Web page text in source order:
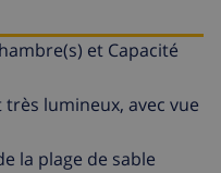
et Capacité
lumineux, avec vue
la plage de sable